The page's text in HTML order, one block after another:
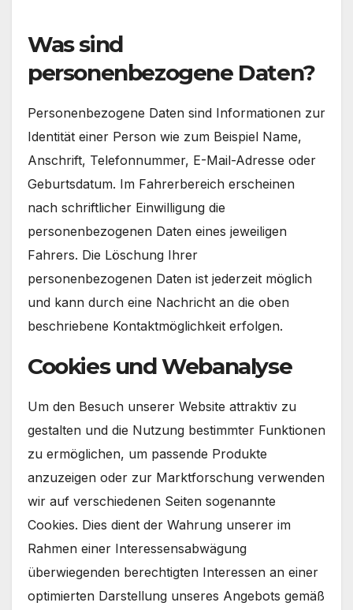
Was sind
personenbezogene Daten?
Personenbezogene Daten sind Informationen zur
Identität einer Person wie zum Beispiel Name,
Anschrift, Telefonnummer, E-Mail-Adresse oder
Geburtsdatum. Im Fahrerbereich erscheinen
nach schriftlicher Einwilligung die
personenbezogenen Daten eines jeweiligen
Fahrers. Die Löschung Ihrer
personenbezogenen Daten ist jederzeit möglich
und kann durch eine Nachricht an die oben
beschriebene Kontaktmöglichkeit erfolgen.
Cookies und Webanalyse
Um den Besuch unserer Website attraktiv zu
gestalten und die Nutzung bestimmter Funktionen
zu ermöglichen, um passende Produkte
anzuzeigen oder zur Marktforschung verwenden
wir auf verschiedenen Seiten sogenannte
Cookies. Dies dient der Wahrung unserer im
Rahmen einer Interessensabwägung
überwiegenden berechtigten Interessen an einer
optimierten Darstellung unseres Angebots gemäß